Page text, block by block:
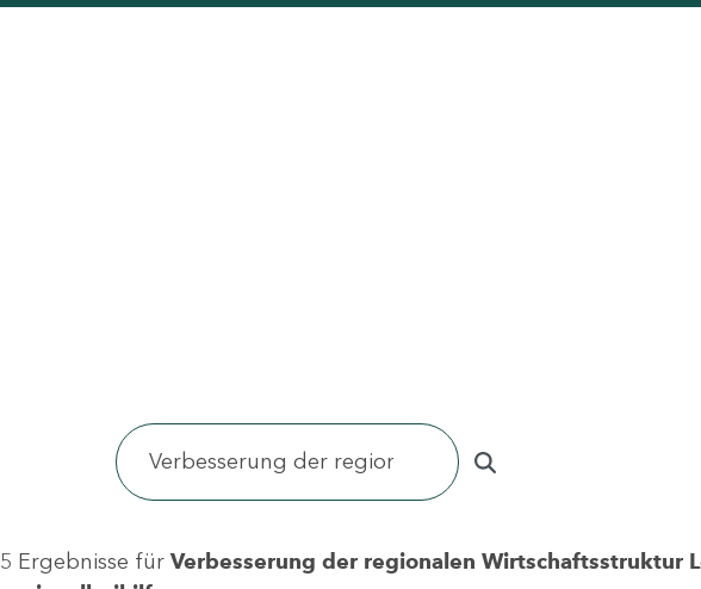
5 Ergebnisse für Verbesserung der regionalen Wirtschaftsstruktur